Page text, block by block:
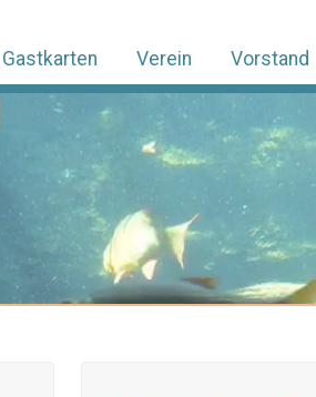
Gastkarten Verein Vorstand